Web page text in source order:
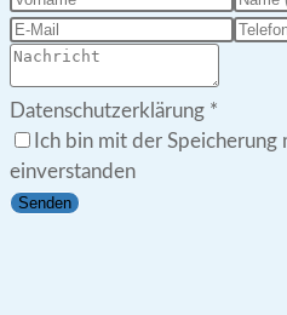
Datenschutzerklärung *
Ich bin mit der Speicherung
einverstanden
Senden